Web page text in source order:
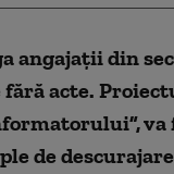
angajații din
acte.
de